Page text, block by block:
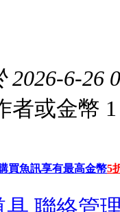
2026-6-26
者或金幣
買魚訊享有最高金幣5